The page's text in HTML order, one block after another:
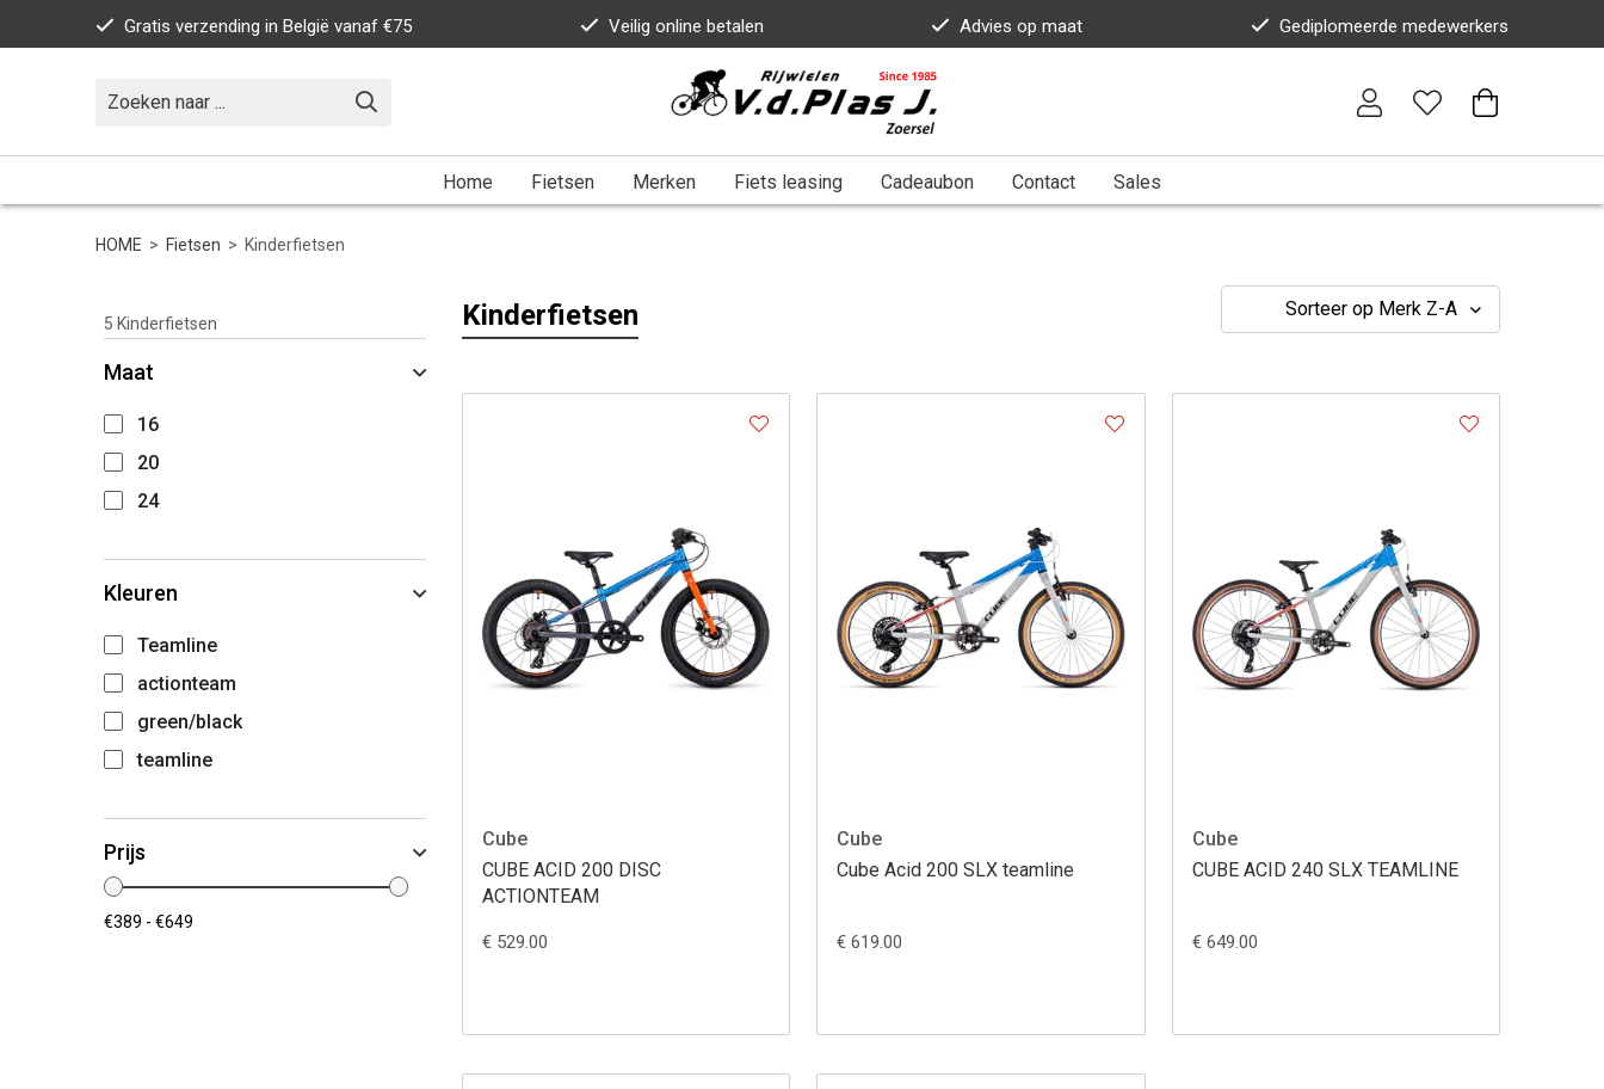
Gratis verzending in België vanaf €75 Veilig online betalen Advies op maat Gediplomeerde medewerkers
Home Fietsen Merken Fiets leasing Cadeaubon Contact Sales
HOME > Fietsen > Kinderfietsen
5 Kinderfietsen
Maat
16
20
24
Kleuren
Teamline
actionteam
green/black
teamline
Prijs
Kinderfietsen
Cube
CUBE ACID 200 DISC
ACTIONTEAM
€ 529.00
Cube
Cube Acid 200 SLX teamline
€ 619.00
Cube
CUBE ACID 240 SLX TEAMLINE
€ 649.00